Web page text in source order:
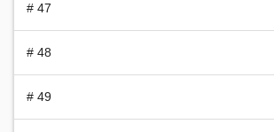
# 47
# 48
# 49